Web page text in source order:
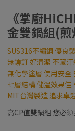
《掌廚
金雙鍋組(
SUS316不繡鋼 優良
無鉚釘 好清潔 不藏
無化學塗層 使用安全
七層結構 儲溫效果佳
MIT台灣製造 追求卓
高CP值雙鍋組 您必